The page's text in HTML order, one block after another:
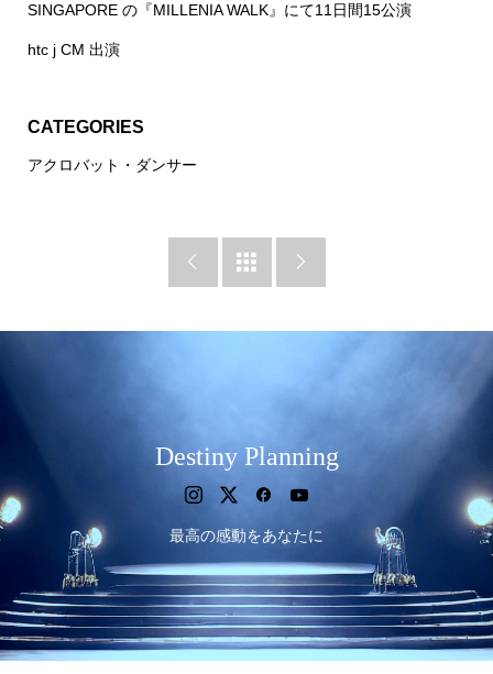
SINGAPORE の『MILLENIA WALK』にて11日間15公演
htc j CM 出演
CATEGORIES
アクロバット・ダンサー
  
Destiny Planning
最高の感動をあなたに